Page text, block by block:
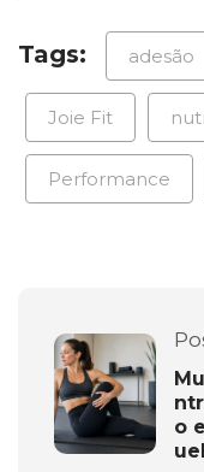
Tags: adesão
Joie Fit
Performance
o